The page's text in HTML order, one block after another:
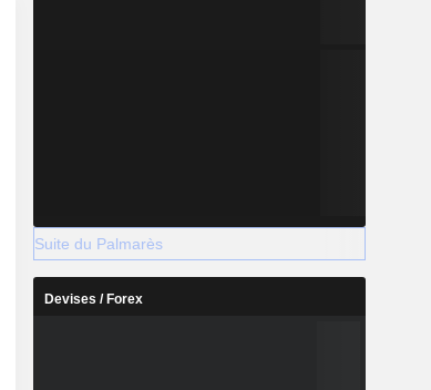
Suite du Palmarès
Devises / Forex